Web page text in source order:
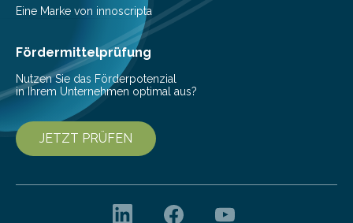
Eine Marke von innoscripta
Fördermittelprüfung
Nutzen Sie das Förderpotenzial
in Ihrem Unternehmen optimal aus?
JETZT PRÜFEN